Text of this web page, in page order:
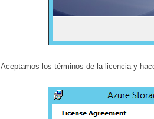
Aceptamos los términos de la licencia y